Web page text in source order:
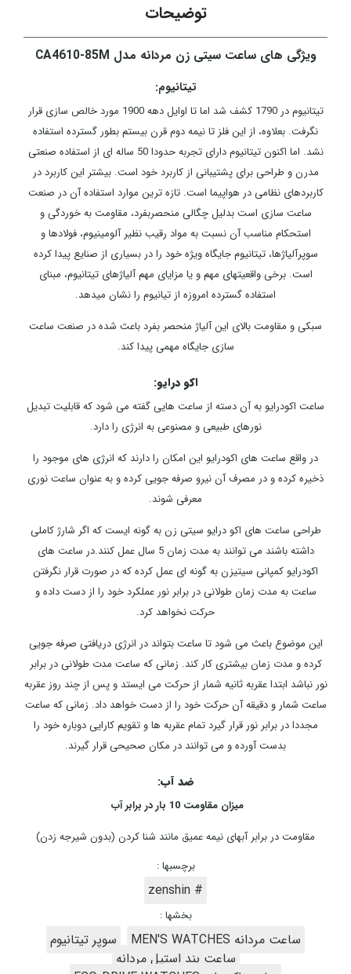
توضیحات
ویژگی های ساعت سیتی زن مردانه مدل CA4610-85M
تیتانیوم:
تیتانیوم در 1790 کشف شد اما تا اوایل دهه 1900 مورد خالص ­سازی قرار
نگرفت. بعلاوه، از این فلز تا نیمه دوم قرن بیستم بطور گسترده استفاده
نشد. اما اکنون تیتانیوم دارای تجربه حدودا 50 ساله­ ای از استفاده صنعتی
مدرن و طراحی برای پشتیبانی از کاربرد خود است. بیشتر این کاربرد در
کاربردهای نظامی در هواپیما است. تازه­ ترین موارد استفاده آن در صنعت
ساعت سازی است بدلیل چگالی منحصربفرد، مقاومت به خوردگی و
استحکام مناسب آن نسبت به مواد رقیب نظیر آلومینیوم، فولادها و
سوپرآلیاژها، تیتانیوم جایگاه ویژه خود را در بسیاری از صنایع پیدا کرده
است. برخی واقعیت­های مهم و یا مزایای مهم آلیاژهای تیتانیوم، مبنای
استفاده گسترده امروزه از تیانیوم را نشان می­دهد.
سبکی و مقاومت بالای این آلیاژ منحصر بفرد باعث شده در صنعت ساعت
سازی جایگاه مهمی پیدا کند.
اکو درایو:
ساعت اکودرایو به آن دسته از ساعت هایی گفته می شود که قابلیت تبدیل
نورهای طبیعی و مصنوعی به انرژی را دارد.
در واقع ساعت های اکودرایو این امکان را دارند که انرژی های موجود را
ذخیره کرده و در مصرف آن نیرو صرفه جویی کرده و به عنوان ساعت نوری
معرفی شوند.
طراحی ساعت های اکو درایو سیتی زن به گونه ایست که اگر شارژ کاملی
داشته باشند می توانند به مدت زمان 5 سال عمل کنند.در ساعت های
اکودرایو کمپانی سیتیزن به گونه ای عمل کرده که در صورت قرار نگرفتن
ساعت به مدت زمان طولانی در برابر نور عملکرد خود را از دست داده و
حرکت نخواهد کرد.
این موضوع باعث می شود تا ساعت بتواند در انرژی دریافتی صرفه جویی
کرده و مدت زمان بیشتری کار کند. زمانی که ساعت مدت طولانی در برابر
نور نباشد ابتدا عقربه ثانیه شمار از حرکت می ایستد و پس از چند روز عقربه
ساعت شمار و دقیقه آن حرکت خود را از دست خواهد داد. زمانی که ساعت
مجددا در برابر نور قرار گیرد تمام عقربه ها و تقویم کارایی دوباره خود را
بدست آورده و می توانند در مکان صحیحی قرار گیرند.
ضد آب:
میزان مقاومت 10 بار در برابر آب
مقاومت در برابر آبهای نیمه عمیق مانند شنا کردن (بدون شیرجه زدن)
برچسبها :
# zenshin
بخشها :
ساعت مردانه MEN'S WATCHES
سوپر تیتانیوم
ساعت بند استیل مردانه